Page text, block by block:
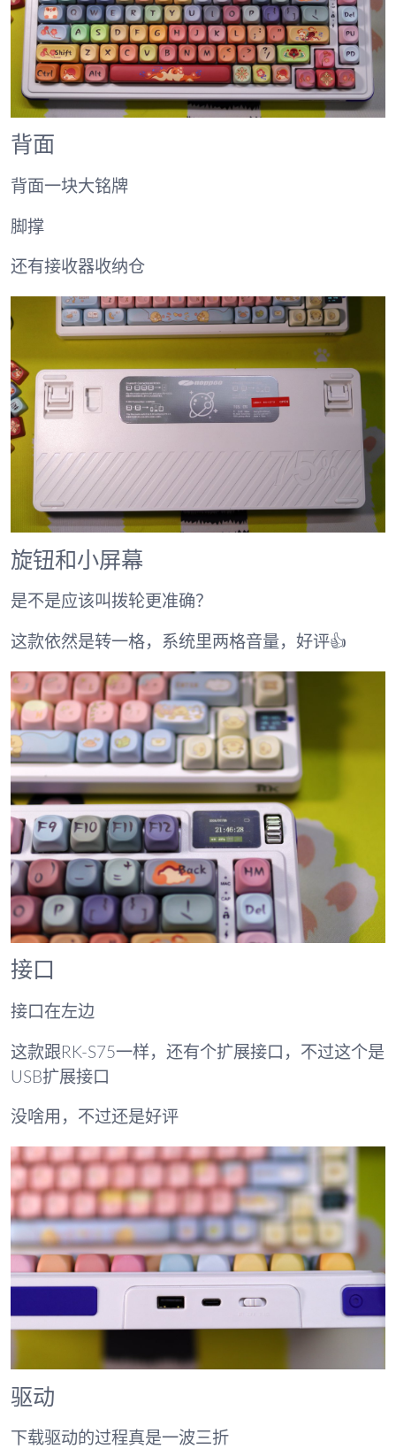
背面
背面一块大铭牌
脚撑
还有接收器收纳仓
旋钮和小屏幕
是不是应该叫拨轮更准确？
这款依然是转一格，系统里两格音量，好评👍
接口
接口在左边
这款跟RK-S75一样，还有个扩展接口，不过这个是
USB扩展接口
没啥用，不过还是好评
驱动
下载驱动的过程真是一波三折